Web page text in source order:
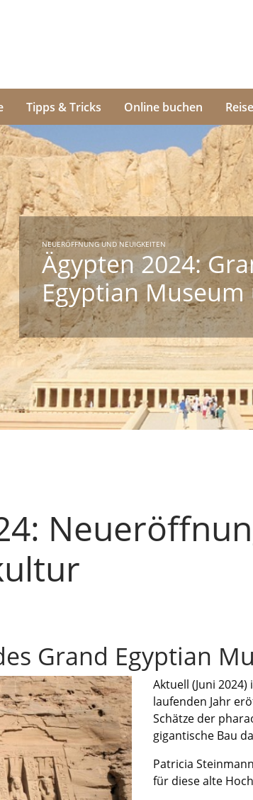
Tipps & Tricks Online buchen
NEUERÖFFNUNG UND NEUIGKEITEN
Ägypten 2024:
Egyptian
Grand Egyptian
Aktuell (Juni
laufenden Jahr
Schätze der
gigantische Bau
Patricia
für diese alte